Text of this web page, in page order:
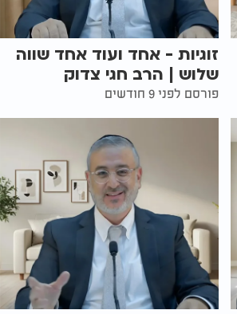
זוגיות - אחד ועוד אחד שווה
שלוש | הרב חגי צדוק
פורסם לפני 9 חודשים